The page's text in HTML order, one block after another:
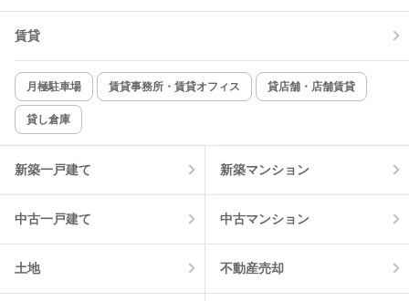
新着のみ インターネット無料
該当件数:
4
賃貸
月極駐車場 賃貸事務所・賃貸オフィス 貸店舗・店舗賃貸
貸し倉庫
新築一戸建て 新築マンション
中古一戸建て 中古マンション
土地 不動産売却